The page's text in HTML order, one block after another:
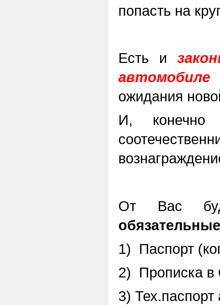
попасть на
Есть и
ожидания
И,
От Вас
обязательные
1) Паспорт
2) Прописка в
3) Тех.паспорт